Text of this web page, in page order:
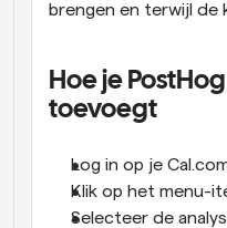
brengen en terwijl de
Hoe je
toevoegt
Log in op je
Klik op het menu-
Selecteer de